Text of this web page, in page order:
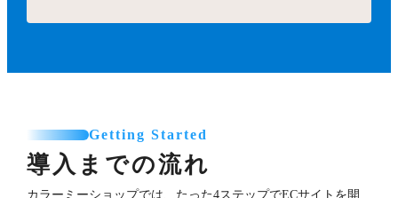
Getting Started
導入までの流れ
カラーミーショップでは、たった4ステップでECサイトを開